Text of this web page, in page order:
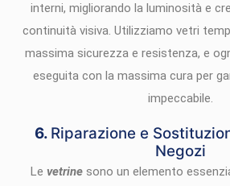
interni, migliorando la luminosità e
continuità visiva. Utilizziamo vetri
massima sicurezza e resistenza, e
eseguita con la massima cura per
impeccabile.
6. Riparazione e
Negozi
Le vetrine sono un elemento